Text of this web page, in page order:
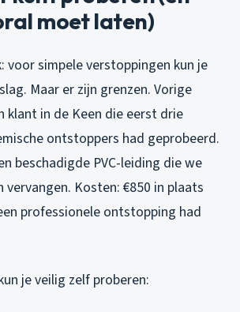
moet laten)
voor simpele verstoppingen kun je
Maar er zijn grenzen. Vorige
klant in de Keen die eerst drie
ontstoppers had geprobeerd.
beschadigde PVC-leiding die we
Kosten: €850 in plaats
professionele ontstopping had
je veilig zelf proberen: